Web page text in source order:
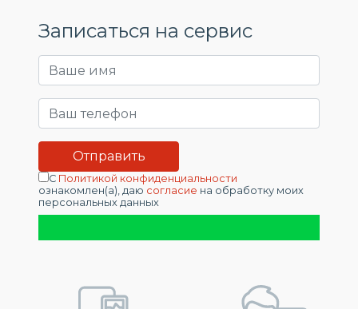
Записаться на сервис
С Политикой конфиденциальности
ознакомлен(а), даю согласие на обработку моих
персональных данных